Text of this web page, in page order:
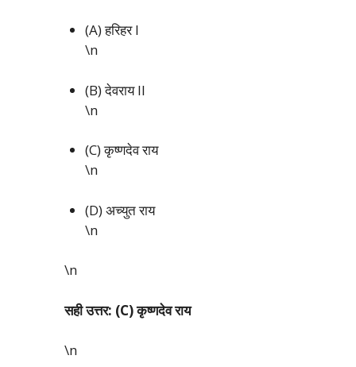
(A) हरिहर I
\n
(B) देवराय II
\n
(C) कृष्णदेव राय
\n
(D) अच्युत राय
\n
\n
सही उत्तर: (C) कृष्णदेव राय
\n